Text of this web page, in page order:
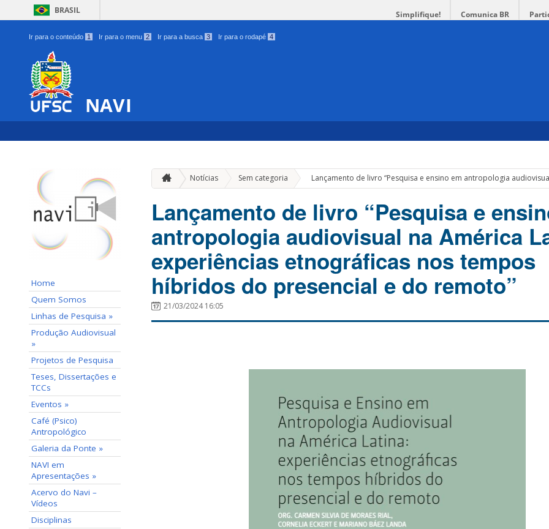
BRASIL Simplifique! Comunica BR
Ir para o conteúdo 1 Ir para o menu 2 Ir para a busca 3 Ir para o rodapé 4
NAVI
Home
Quem Somos
Linhas de Pesquisa »
Produção Audiovisual
»
Projetos de Pesquisa
Teses, Dissertações e
TCCs
Eventos »
Café (Psico)
Antropológico
Galeria da Ponte »
NAVI em
Apresentações »
Acervo do Navi –
Vídeos
Disciplinas
Notícias Sem categoria » Lançamento de livro “Pesquisa e ensino em antropologia
Lançamento de livro “Pesquisa e
antropologia audiovisual na América
experiências etnográficas nos tempos
híbridos do presencial e do remoto”
21/03/2024 16:05